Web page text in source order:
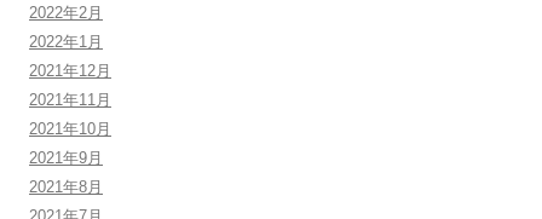
2022年2月
2022年1月
2021年12月
2021年11月
2021年10月
2021年9月
2021年8月